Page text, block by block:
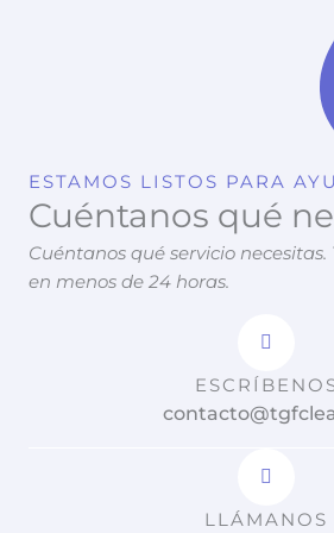
ESTAMOS LISTOS PARA
Cuéntanos qué
Cuéntanos qué servicio necesitas.
en menos de 24 horas.
LLÁMANOS